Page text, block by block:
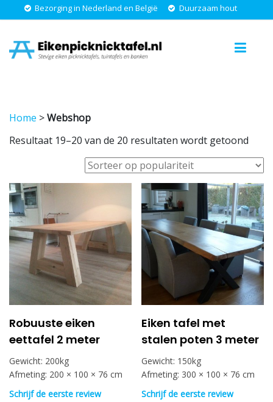
Bezorging in Nederland en België Duurzaam hout
Eikenpicknicktafel.nl
Stevige
Home >Webshop
Resultaat 19–20 van de 20 resultaten wordt getoond
op
Robuuste eiken
eettafel 2 meter
Gewicht: 200kg
Afmeting: 200 × 100 × 76 cm
Schrijf de eerste review
Eiken tafel met
stalen poten 3 meter
Gewicht: 150kg
Afmeting: 300 × 100 × 76 cm
Schrijf de eerste review